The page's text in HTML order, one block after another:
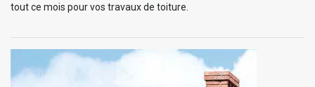
tout ce mois pour vos travaux de toiture.